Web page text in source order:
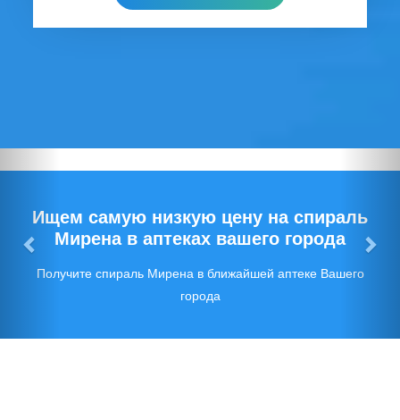
Ищем самую низкую цену на спираль
Мирена в аптеках вашего города
Получите спираль Мирена в ближайшей аптеке Вашего
города